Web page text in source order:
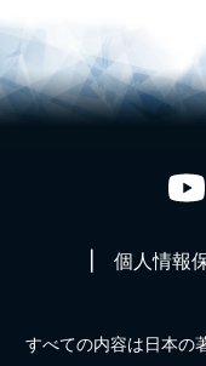
個人情報
すべての内容は日本の